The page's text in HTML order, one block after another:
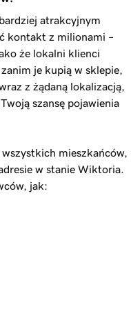
atrakcyjnym
kontakt z milionami –
że lokalni klienci
je kupią w sklepie,
z żądaną lokalizacją,
szansę pojawienia
mieszkańców,
w stanie Wiktoria.
jak: